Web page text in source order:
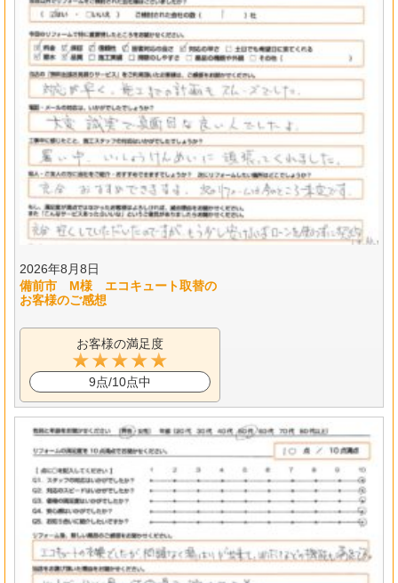
2026年8月8日
備前市 M様 エコキュート取替の
お客様のご感想
お客様の満足度
9点/10点中